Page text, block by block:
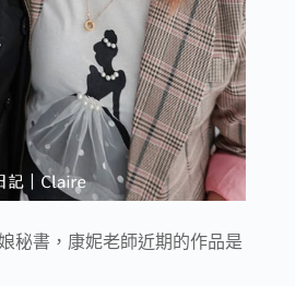
秘書，康妮老師近期的作品是